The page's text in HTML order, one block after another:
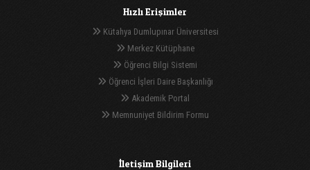
Hızlı Erişimler
Kütahya Dumlupınar Üniversitesi
Merkez Kütüphane
Öğrenci Bilgi Sistemi
Öğrenci İşleri Daire Başkanlığı
Akademik Portal
Memnuniyet Bildirim Formu
İletişim Bilgileri